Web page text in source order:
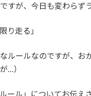
すが、今日も変わらず
り走る」
ルールなのですが、お
…）
ール」についてお伝え